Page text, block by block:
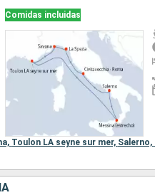
Comidas incluidas
Toulon LA seyne sur mer, Salerno,